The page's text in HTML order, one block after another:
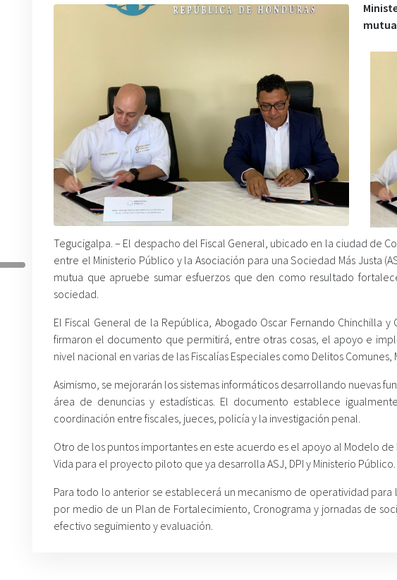
Tegucigalpa. – El despacho del Fiscal General, ubicado en la ciudad de
entre el Ministerio Público y la Asociación para una Sociedad Más Justa
mutua que apruebe sumar esfuerzos que den como resultado
sociedad.
El Fiscal General de la República, Abogado Oscar Fernando Chinchilla
firmaron el documento que permitirá, entre otras cosas, el apoyo e
nivel nacional en varias de las Fiscalías Especiales como Delitos
Asimismo, se mejorarán los sistemas informáticos desarrollando nuevas
área de denuncias y estadísticas. El documento establece
coordinación entre fiscales, jueces, policía y la investigación penal.
Otro de los puntos importantes en este acuerdo es el apoyo al Modelo
Vida para el proyecto piloto que ya desarrolla ASJ, DPI y Ministerio Público.
Para todo lo anterior se establecerá un mecanismo de operatividad
por medio de un Plan de Fortalecimiento, Cronograma y jornadas de
efectivo seguimiento y evaluación.